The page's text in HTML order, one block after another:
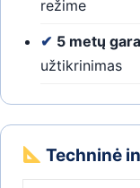
režime
✔ 5 metų
užtikrinimas
Techninė